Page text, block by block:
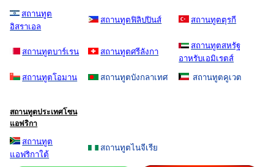
สถานทูต
อิสราเอล
สถานทูตฟิลิปปินส์ สถานทูตตุรกี
สถานทูตบาร์เรน สถานทูตศรีลังกา
สถานทูตสหรัฐ
อาหรับเอมิเรตส์
สถานทูตโอมาน สถานทูตบังกลาเทศ สถานทูตคูเวต
สถานทูตประเทศโซน
แอฟริกา
สถานทูต
แอฟริกาใต้
สถานทูตไนจีเรีย